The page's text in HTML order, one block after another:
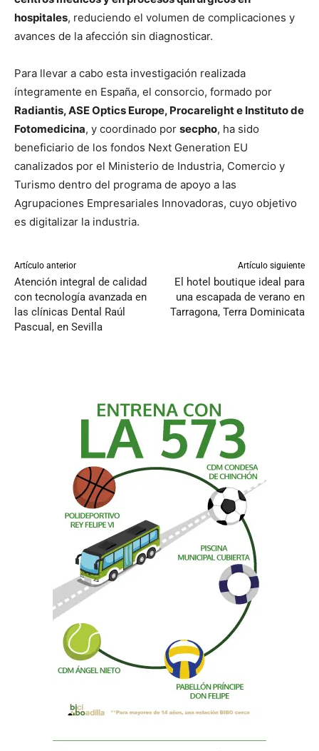
hospitales, reduciendo el volumen de complicaciones y
avances de la afección sin diagnosticar.
Para llevar a cabo esta investigación realizada
íntegramente en España, el consorcio, formado por
Radiantis, ASE Optics Europe, Procarelight e Instituto de
Fotomedicina, y coordinado por secpho, ha sido
beneficiario de los fondos Next Generation EU
canalizados por el Ministerio de Industria, Comercio y
Turismo dentro del programa de apoyo a las
Agrupaciones Empresariales Innovadoras, cuyo objetivo
es digitalizar la industria.
Artículo anterior
Atención integral de calidad
con tecnología avanzada en
las clínicas Dental Raúl
Pascual, en Sevilla
Artículo siguiente
El hotel boutique ideal para
una escapada de verano en
Tarragona, Terra Dominicata